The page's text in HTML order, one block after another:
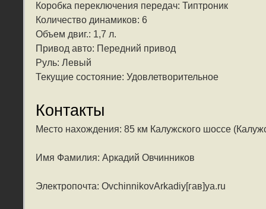
Коробка переключения передач: Типтроник
Количество динамиков: 6
Объем двиг.: 1,7 л.
Привод авто: Передний привод
Руль: Левый
Текущие состояние: Удовлетворительное
Контакты
Место нахождения: 85 км Калужского шоссе
Имя Фамилия: Аркадий Овчинников
Электропочта: OvchinnikovArkadiy[гав]ya.ru